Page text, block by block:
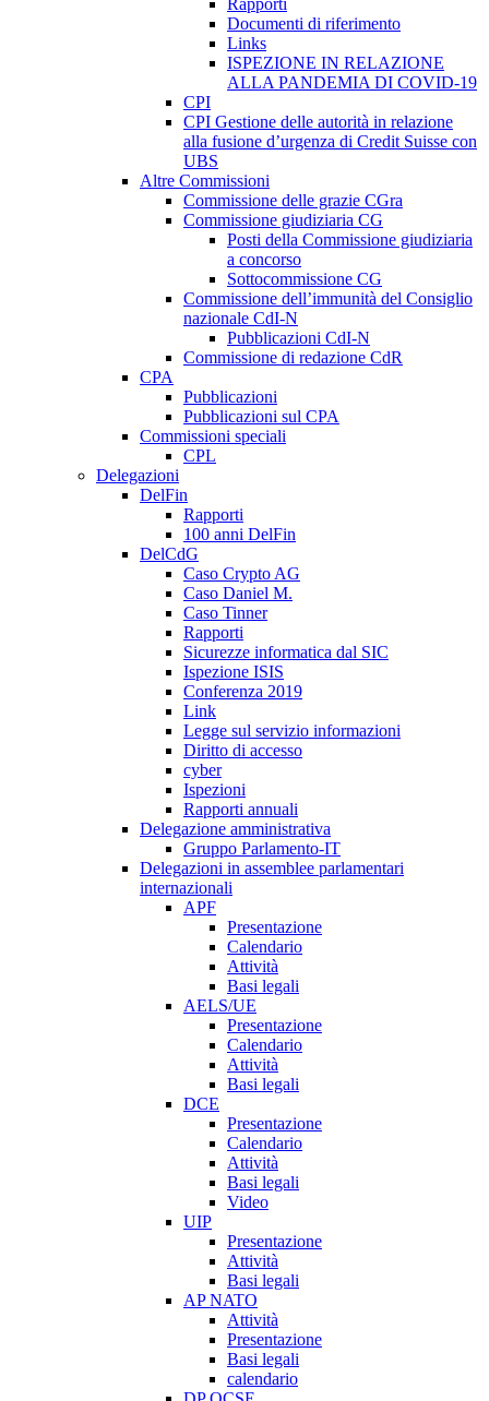
Rapporti
Documenti di riferimento
Links
ISPEZIONE IN RELAZIONE
ALLA PANDEMIA DI COVID-19
CPI
CPI Gestione delle autorità in relazione
alla fusione d’urgenza di Credit Suisse con
UBS
Altre Commissioni
Commissione delle grazie CGra
Commissione giudiziaria CG
Posti della Commissione giudiziaria
a concorso
Sottocommissione CG
Commissione dell’immunità del Consiglio
nazionale CdI-N
Pubblicazioni CdI-N
Commissione di redazione CdR
CPA
Pubblicazioni
Pubblicazioni sul CPA
Commissioni speciali
CPL
Delegazioni
DelFin
Rapporti
100 anni DelFin
DelCdG
Caso Crypto AG
Caso Daniel M.
Caso Tinner
Rapporti
Sicurezze informatica dal SIC
Ispezione ISIS
Conferenza 2019
Link
Legge sul servizio informazioni
Diritto di accesso
cyber
Ispezioni
Rapporti annuali
Delegazione amministrativa
Gruppo Parlamento-IT
Delegazioni in assemblee parlamentari
internazionali
APF
Presentazione
Calendario
Attività
Basi legali
AELS/UE
Presentazione
Calendario
Attività
Basi legali
DCE
Presentazione
Calendario
Attività
Basi legali
Video
UIP
Presentazione
Attività
Basi legali
AP NATO
Attività
Presentazione
Basi legali
calendario